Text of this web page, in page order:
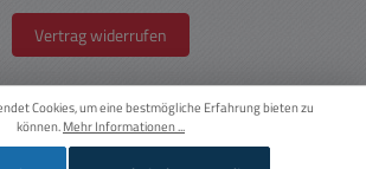
Vertrag widerrufen
Cookies, um eine bestmögliche Erfahrung bieten zu
können.Mehr Informationen ...